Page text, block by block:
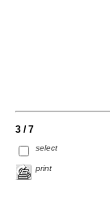
3 / 7
select
print